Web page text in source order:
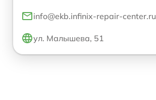
info@ekb.infinix-repair-center.ru
ул. Малышева, 51